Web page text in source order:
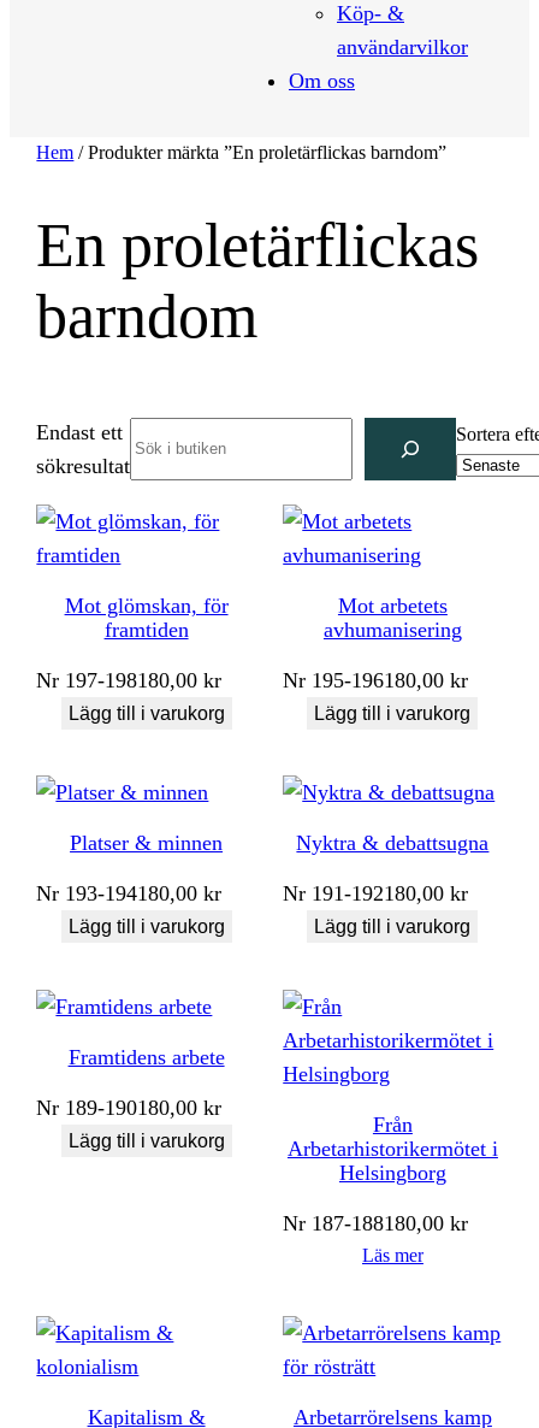
Köp- &
användarvilkor
Om oss
Hem / Produkter märkta ”En proletärflickas barndom”
En proletärflickas
barndom
Endast ett
sökresultat
Sortera
Mot glömskan, för
framtiden
Nr 197-198180,00kr
Lägg till i varukorg
Mot arbetets
avhumanisering
Nr 195-196180,00kr
Lägg till i varukorg
Platser & minnen
Nr 193-194180,00kr
Lägg till i varukorg
Nyktra & debattsugna
Nr 191-192180,00kr
Lägg till i varukorg
Framtidens arbete
Nr 189-190180,00kr
Lägg till i varukorg
Från
Arbetarhistorikermötet i
Helsingborg
Nr 187-188180,00kr
Läs mer
Kapitalism & Arbetarrörelsens kamp